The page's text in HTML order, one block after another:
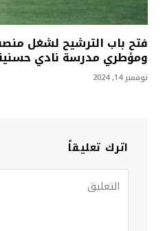
فتح باب الترشيح لشغل
ومؤطري مدرسة نادي
نوفمبر 14, 2024
اترك تعليقاً